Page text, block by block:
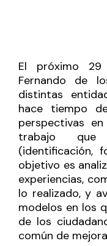
El próximo
Fernando de
distintas
hace tiempo
perspectivas
trabajo que
(identificación,
objetivo es
experiencias,
lo realizado, y
modelos en los
de los
común de